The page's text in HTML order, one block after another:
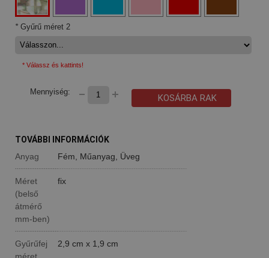
* Gyűrű méret 2
* Válassz és kattints!
Mennyiség:
KOSÁRBA RAK
TOVÁBBI INFORMÁCIÓK
Anyag
Fém, Műanyag, Üveg
Méret
(belső
átmérő
mm-ben)
fix
Gyűrűfej
2,9 cm x 1,9 cm